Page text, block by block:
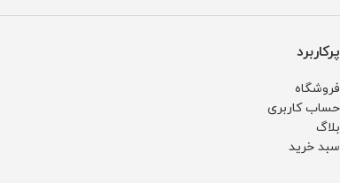
پرکاربرد
فروشگاه
حساب کاربری
بلاگ
سبد خرید